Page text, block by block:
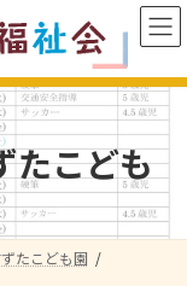
たこども
たこども園